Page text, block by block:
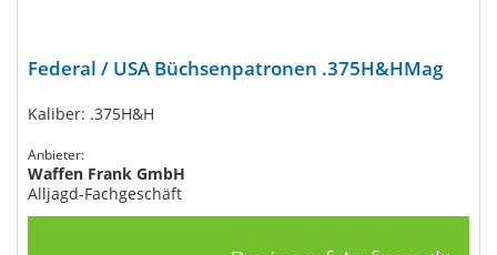
Federal / USA Büchsenpatronen .375H&HMag
Kaliber: .375H&H
Anbieter:
Waffen Frank GmbH
Alljagd-Fachgeschäft